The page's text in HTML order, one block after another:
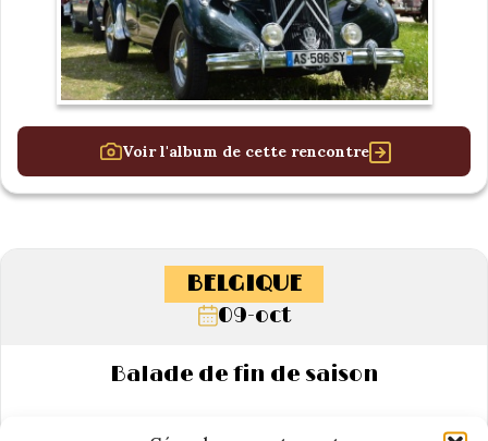
Voir l'album de cette rencontre
BELGIQUE
09-oct
Balade de fin de saison